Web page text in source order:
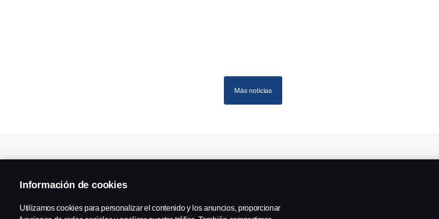
Más noticias
Servicios en Ciudad Real
Información de cookies
Utilizamos cookies para personalizar el contenido y los anuncios, proporcionar